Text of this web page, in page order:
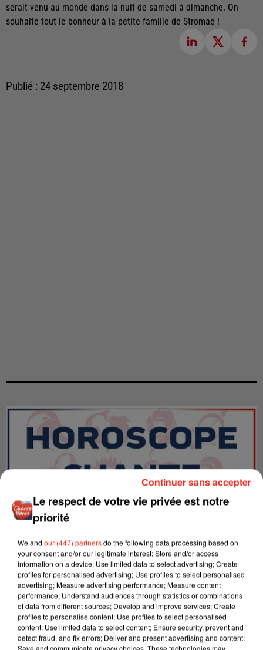
serait venu au monde dans la nuit de samedi à dimanche. On
souhaite tout le bonheur à la petite famille de Stromae !
Publié : 24 septembre 2018
LES INTERVIEWS CHANTE
FRANCE
Voir plus
"JE SUIS À DISPOSITION DES
ENFOIRÉS"
Le respect de votre vie privée est notre
priorité
We and our (447) partnersdo the following data processing based on
your consent and/or our legitimate interest: Store and/or access
information on a device; Use limited data to select advertising; Create
profiles for personalised advertising; Use profiles to select personalised
advertising; Measure advertising performance; Measure content
performance; Understand audiences through statistics or combinations
of data from different sources; Develop and improve services; Create
profiles to personalise content; Use profiles to select personalised
content; Use limited data to select content; Ensure security, prevent and
detect fraud, and fix errors; Deliver and present advertising and content;
Save and communicate privacy choices. These technologies may
Continuer sans accepter